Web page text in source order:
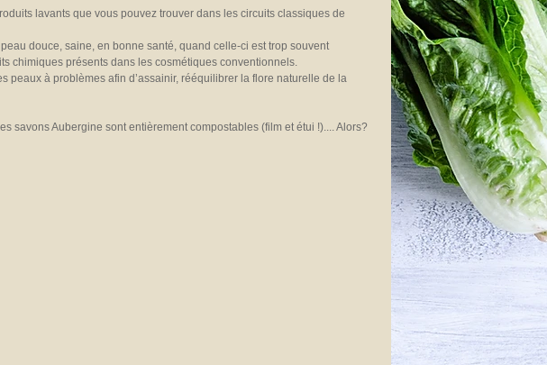
lavants que vous pouvez trouver dans les circuits classiques de
douce, saine, en bonne santé, quand celle-ci est trop souvent
chimiques présents dans les cosmétiques conventionnels.
peaux à problèmes afin d’assainir, rééquilibrer la flore naturelle de la
savons Aubergine sont entièrement compostables (film et étui !).... Alors?